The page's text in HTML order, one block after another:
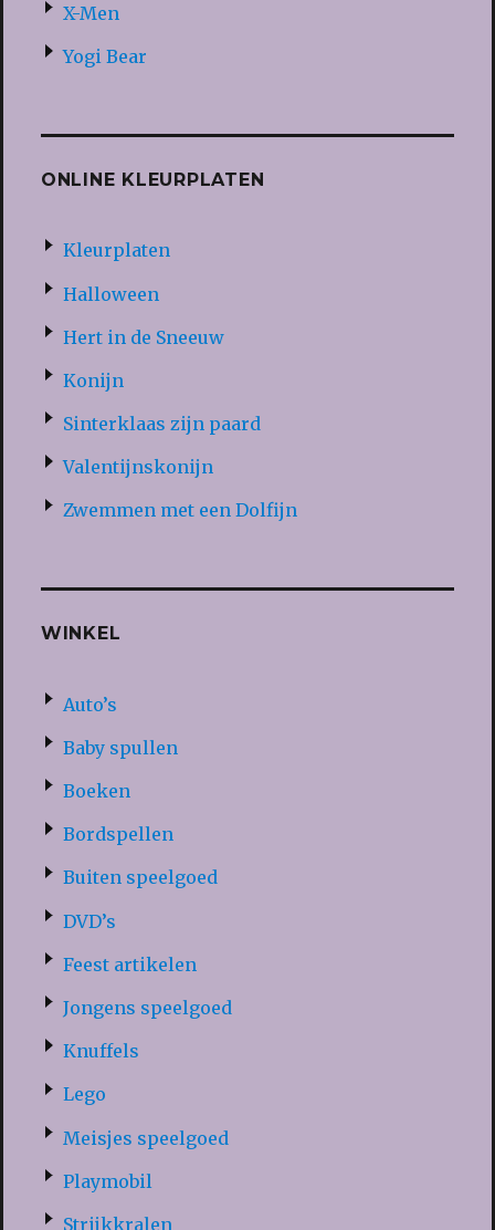
X-Men
Yogi Bear
ONLINE KLEURPLATEN
Kleurplaten
Halloween
Hert in de Sneeuw
Konijn
Sinterklaas zijn paard
Valentijnskonijn
Zwemmen met een Dolfijn
WINKEL
Auto’s
Baby spullen
Boeken
Bordspellen
Buiten speelgoed
DVD’s
Feest artikelen
Jongens speelgoed
Knuffels
Lego
Meisjes speelgoed
Playmobil
Strijkkralen